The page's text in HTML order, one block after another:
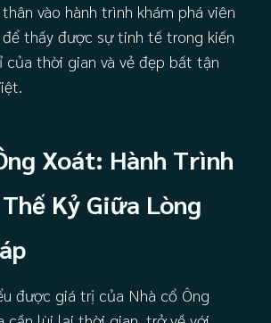
vào hành trình khám phá viên
để thấy được sự tinh tế trong kiến
của thời gian và vẻ đẹp bất tận
Xoát: Hành Trình
Kỷ Giữa Lòng
được giá trị của Nhà cổ Ông